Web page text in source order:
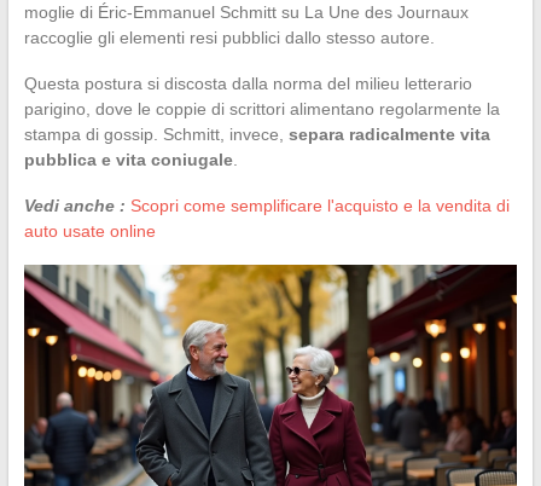
moglie di Éric-Emmanuel Schmitt su La Une des Journaux
raccoglie gli elementi resi pubblici dallo stesso autore.
Questa postura si discosta dalla norma del milieu letterario
parigino, dove le coppie di scrittori alimentano regolarmente la
stampa di gossip. Schmitt, invece, separa radicalmente vita
pubblica e vita coniugale.
Vedi anche : Scopri come semplificare l'acquisto e la vendita di
auto usate online